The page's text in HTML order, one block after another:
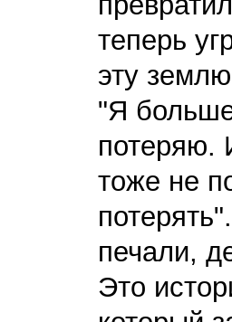
теперь
эту
"Я больше
потеряю.
тоже не
печали,
Это